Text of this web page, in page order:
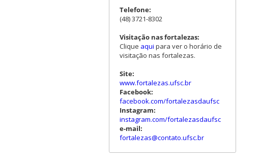
Telefone:
(48) 3721-8302
Visitação nas fortalezas:
Clique aqui para ver o horário de
visitação nas fortalezas.
Site:
www.fortalezas.ufsc.br
Facebook:
facebook.com/fortalezasdaufsc
Instagram:
instagram.com/fortalezasdaufsc
e-mail:
fortalezas@contato.ufsc.br